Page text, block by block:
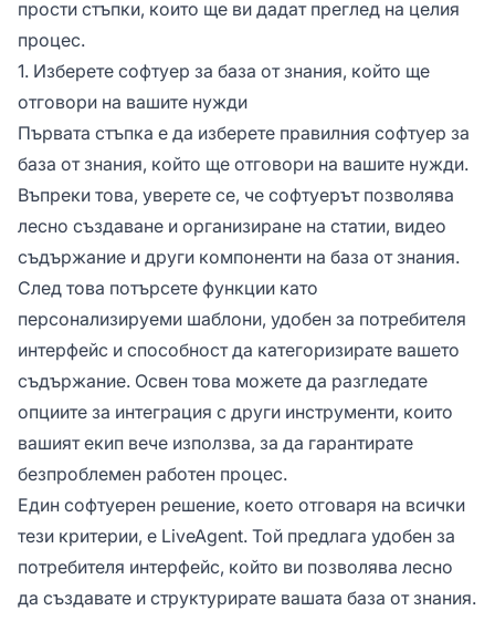
прости стъпки, които ще ви дадат преглед на целия
процес.
1. Изберете софтуер за база от знания, който ще
отговори на вашите нужди
Първата стъпка е да изберете правилния софтуер за
база от знания, който ще отговори на вашите нужди.
Въпреки това, уверете се, че софтуерът позволява
лесно създаване и организиране на статии, видео
съдържание и други компоненти на база от знания.
След това потърсете функции като
персонализируеми шаблони, удобен за потребителя
интерфейс и способност да категоризирате вашето
съдържание. Освен това можете да разгледате
опциите за интеграция с други инструменти, които
вашият екип вече използва, за да гарантирате
безпроблемен работен процес.
Един софтуерен решение, което отговаря на всички
тези критерии, е LiveAgent. Той предлага удобен за
потребителя интерфейс, който ви позволява лесно
да създавате и структурирате вашата база от знания.